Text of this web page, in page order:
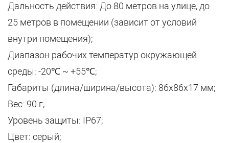
Дальность действия: До 80 метров на улице, до
25 метров в помещении (зависит от условий
внутри помещения);
Диапазон рабочих температур окружающей
среды: -20℃ ~ +55℃;
Габариты (длина/ширина/высота): 86х86х17 мм;
Вес: 90 г;
Уровень защиты: IP67;
Цвет: серый;